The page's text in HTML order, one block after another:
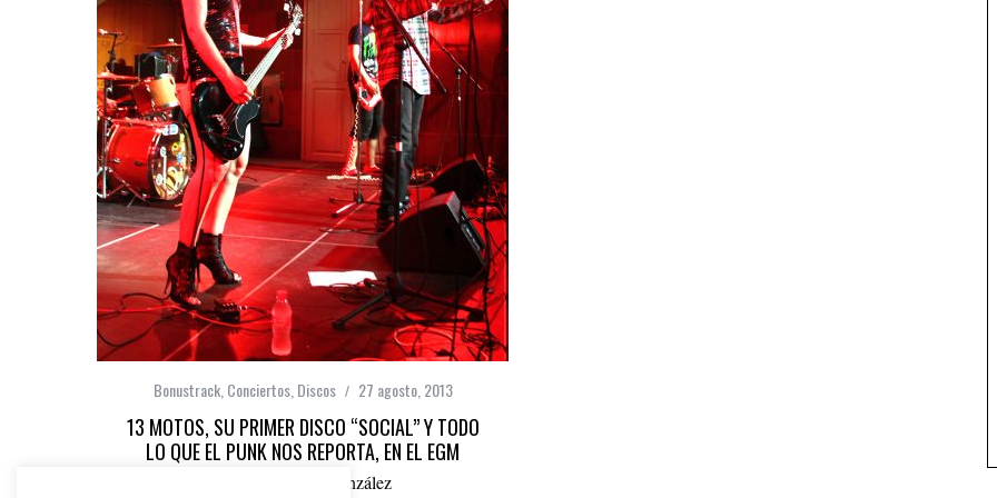
Bonustrack, Conciertos, Discos 27 agosto, 2013
13 MOTOS, SU PRIMER DISCO “SOCIAL” Y TODO
LO QUE EL PUNK NOS REPORTA, EN EL EGM
Jesús Villa González